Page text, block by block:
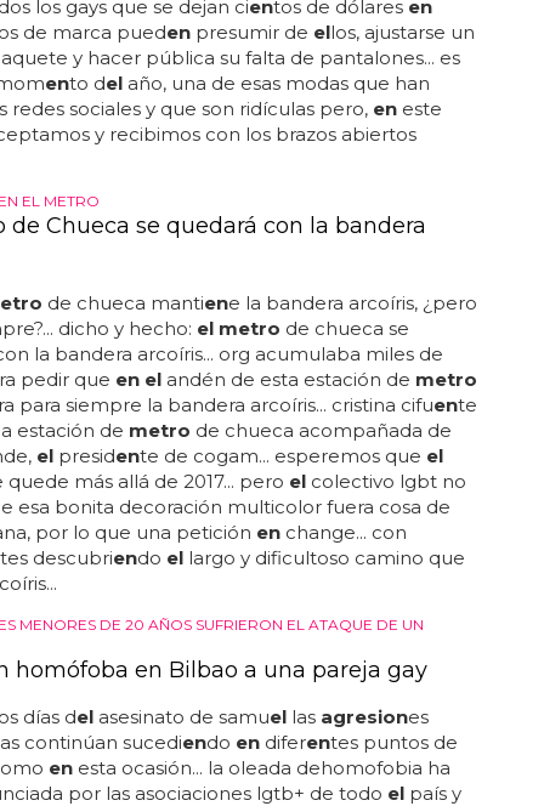
los gays que se dejan cientos de dólares en
de marca puedenpresumir de ellos, ajustarse un
y hacer pública su falta de pantalones... es
ento delaño, una de esas modas que han
redes sociales y que son ridículas pero, eneste
y recibimos con los brazos abiertos
EL METRO
de Chueca se quedará con la bandera
de chueca mantiene la bandera arcoíris, ¿pero
dicho y hecho: el metro de chueca se
la bandera arcoíris... org acumulaba miles de
pedir que en elandén de esta estación de metro
para siempre la bandera arcoíris... cristina cifuente
estación de metro de chueca acompañada de
elpresidente de cogam... esperemos que el
quede más allá de 2017... pero elcolectivo lgbt no
esa bonita decoración multicolor fuera cosa de
por lo que una petición enchange... con
tes descubriendo ellargo y dificultoso camino que
MENORES DE 20 AÑOS SUFRIERON EL ATAQUE DE UN
homófoba en Bilbao a una pareja gay
días delasesinato de samuellas agresiones
continúan sucediendo endiferentes puntos de
enesta ocasión... la oleada dehomofobia ha
por las asociaciones lgtb+ de todo elpaís y